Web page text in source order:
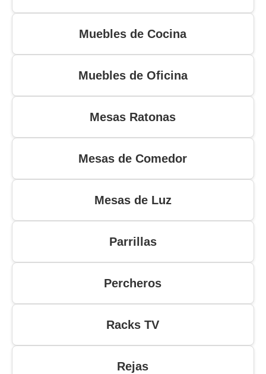
Muebles de Cocina
Muebles de Oficina
Mesas Ratonas
Mesas de Comedor
Mesas de Luz
Parrillas
Percheros
Racks TV
Rejas